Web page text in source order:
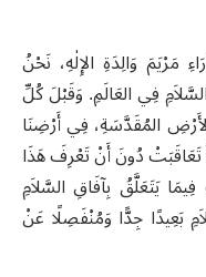
مَرْيَمَ وَالِدَةِ الإِلٰهِ، نَحْنُ
فِي العَالَمِ. وَقَبْلَ كُلِّ
المُقَدَّسَةِ، فِي أَرْضِنَا
تَعَاقَبَتْ دُونَ أَنْ تَعْرِفَ هَذَا
فِيمَا يَتَعَلَّقُ بِآفَاقِ السَّلاَمِ
بَعِيدًا جِدًّا وَمُنْفَصِلًا عَنْ